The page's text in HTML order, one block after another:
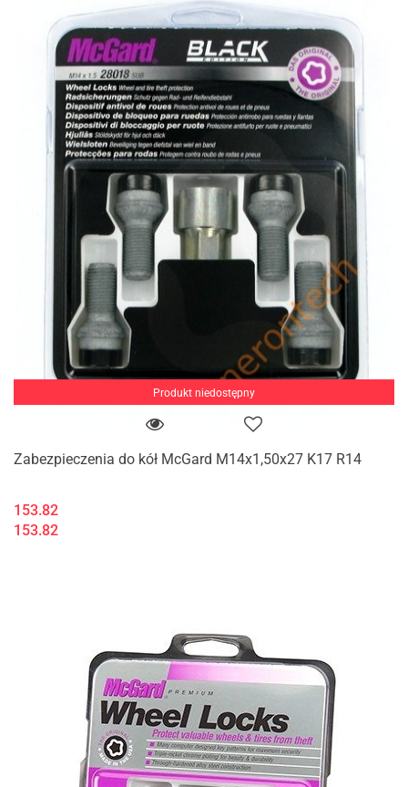
Produkt niedostępny
Zabezpieczenia do kół McGard M14x1,50x27 K17 R14
153.82
153.82